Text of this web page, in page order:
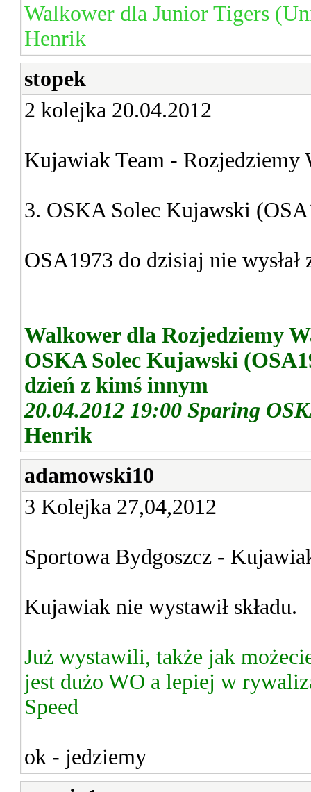
Walkower dla Junior Tigers
Henrik
stopek
2 kolejka 20.04.2012
Kujawiak Team - Rozjedziemy
3. OSKA Solec Kujawski
OSA1973 do dzisiaj nie wysłał
Walkower dla Rozjedziemy
OSKA Solec Kujawski
dzień z kimś innym
20.04.2012 19:00 Sparing
Henrik
adamowski10
3 Kolejka 27,04,2012
Sportowa Bydgoszcz -
Kujawiak nie wystawił składu.
Już wystawili, także jak
jest dużo WO a lepiej w
Speed
ok - jedziemy